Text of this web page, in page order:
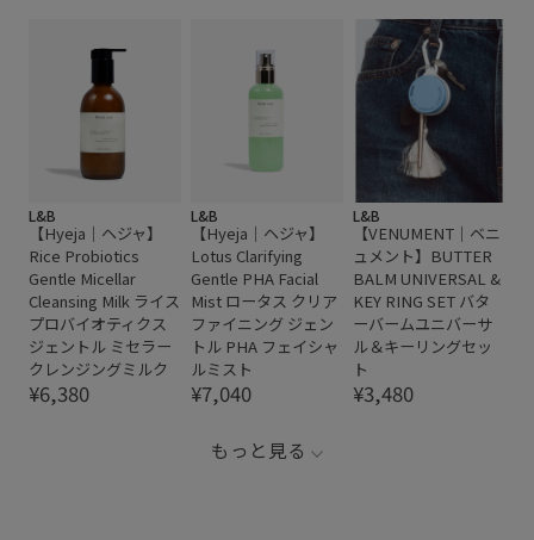
L&B
【Hyeja｜ヘジャ】
Rice Probiotics
Gentle Micellar
Cleansing Milk ライス
プロバイオティクス
ジェントル ミセラー
クレンジングミルク
¥6,380
L&B
【Hyeja｜ヘジャ】
Lotus Clarifying
Gentle PHA Facial
Mist ロータス クリア
ファイニング ジェン
トル PHA フェイシャ
ルミスト
¥7,040
L&B
【VENUMENT｜ベニ
ュメント】BUTTER
BALM UNIVERSAL &
KEY RING SET バタ
ーバームユニバーサ
ル＆キーリングセッ
ト
¥3,480
もっと見る